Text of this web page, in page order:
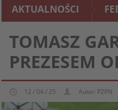
AKTUALNOŚCI
TOMASZ
PREZESEM
12 / 04 / 25 Autor: PZPN